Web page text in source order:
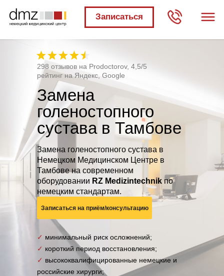
Записаться
Замена
голеностопного
сустава в Тамбове
✓ минимальный риск осложнений;
✓ короткий период восстановления;
✓ высококвалифицированные немецкие и
российские хирурги;
Записаться на приём/консультацию
298 отзывов на Prodoctorov, 4,5/5
рейтинг на Яндекс, Google
Замена голеностопного сустава в
Немецком Медицинском Центре в
Тамбове на современном
оборудовании RZ Medizintechnik по
немецким стандартам.